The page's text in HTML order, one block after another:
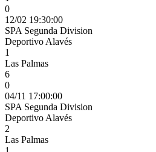
0
12/02 19:30:00
SPA Segunda Division
Deportivo Alavés
1
Las Palmas
6
0
04/11 17:00:00
SPA Segunda Division
Deportivo Alavés
2
Las Palmas